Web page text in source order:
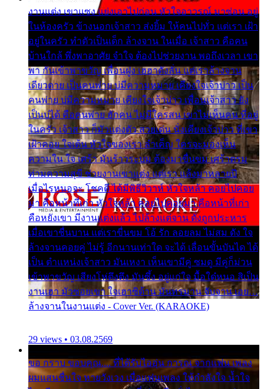
งานแต่ง เขาแซง แย่งเอาไปก่อน หัวใจอาวรณ์ มาซ่อน อยู่
ในห้องครัว ข้างนอกเจ้าสาว ส่งยิ้ม ให้คนไปทั่ว แต่เรา เฝ้า
อยู่ในครัว ทำตัวเป็นเด็ก ล้างจาน ในเมื่อ เจ้าสาว คือคน
บ้านใกล้ พึ่งพาอาศัย จำใจ ต้องไปช่วยงาน พอถึงเวลา เขา
พา กันเข้าพาขวัญ เพื่อนฝูง เฮฮาดังลั่น แต่เราล้างจาน
เดียวดาย เป็นคนพ่าย บ่มีความหมาย เคียงใจเจ้าบ่าว เป็น
คนพ่าย บ่มีความหมาย เคียงใจเจ้าบ่าว เพื่อนเจ้าสาว ยัง
เป็นบ่ได้ คือคนพ่าย ฮักคน ไม่มีใครสน เขาไม่เห็นคน ที่อยู่
ในครัว เจ้าสาว ก็มัวแต่งตัว สวยเด่น นั่งเคียงเจ้าบ่าว ที่เขา
เฝ้าคอย ใจเต้น หัวใจของเรา ลำเค็ญ ใครจะมองเห็น
ความใน ใจ เศร้า มันร้าวระบม ต้องมาขื่นขม เศร้าตรม
ท่ามความสุขี ช่วยงานเขาแต่ง แต่เรา แล้งมาหลายปี
เมื่อไรหนอจะ โชคดี ได้มีพิธีวิวาห์ หัวใจหล้า คอยไปคอย
มา คือหน้าที่เก่า หัวใจหล้า คอยไปคอยมา คือหน้าที่เก่า
คือหยังเขา มีงานแต่งแล้ว ไปล้างแต่จาน ดั่งถูกประหาร
เมื่อเขาชื่นบาน แต่เราขื่นขม โอ้ รัก ลอยลม ไม่สม ดัง ใจ
ล้างจานคอยคู่ ไม่รู้ อีกนานเท่าใด จะได้ เลื่อนขั้นบันได ได้
เป็น ตำแหน่งเจ้าสาว มันเหงา เห็นเขามีคู่ ซมดู มีคู่ก็ม่วน
เข้าพาขวัญ เสียงโห่ตึงตึง มันซึ้ง อยู่แก่ใจ มื้อใด๋หนอ สิเป็น
งานเฮา มัวซอยเขา ใจเฮาซิด้าน มันทรมาน จับจาน เอย…
ล้างจานในงานแต่ง - Cover Ver. (KARAOKE)
29 views • 03.08.2569
ขอ กราบ ขอบคุณ.... ที่ได้รับไออุ่น การุณ จากแฟน เพลง
ผมแสนชื่นใจ หายวังเวง เมื่อแฟนเพลง ให้กำลังใจ น้ำใจ